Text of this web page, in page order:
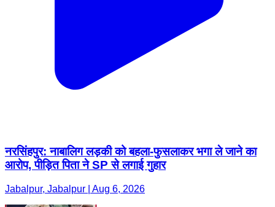
नरसिंहपुर: नाबालिग लड़की को बहला-फुसलाकर भगा ले जाने का
आरोप, पीड़ित पिता ने SP से लगाई गुहार
Jabalpur, Jabalpur | Aug 6, 2026